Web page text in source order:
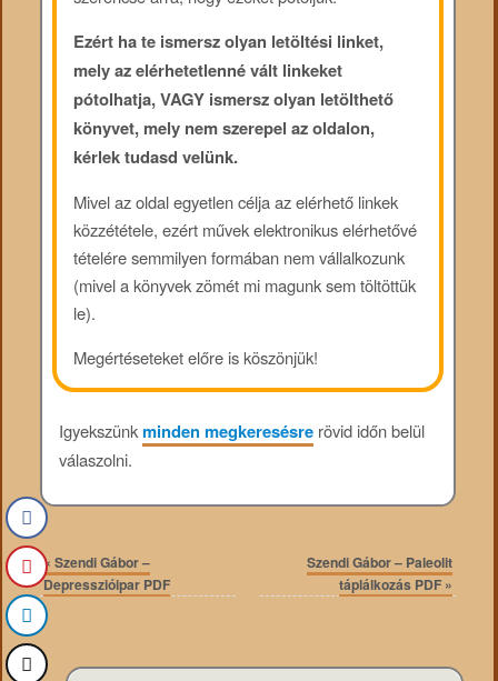
Ezért ha te ismersz olyan letöltési linket,
mely az elérhetetlenné vált linkeket
pótolhatja, VAGY ismersz olyan letölthető
könyvet, mely nem szerepel az oldalon,
kérlek tudasd velünk.
Mivel az oldal egyetlen célja az elérhető linkek
közzététele, ezért művek elektronikus elérhetővé
tételére semmilyen formában nem vállalkozunk
(mivel a könyvek zömét mi magunk sem töltöttük
le).
Megértéseteket előre is köszönjük!
Igyekszünkminden megkeresésrerövid időn belül
válaszolni.
« Szendi Gábor –
Depresszióipar PDF
Szendi Gábor – Paleolit
táplálkozás PDF »